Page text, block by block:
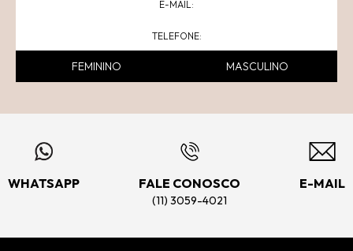
FEMININO MASCULINO
WHATSAPP FALE CONOSCO
(11) 3059-4021
E-MAIL